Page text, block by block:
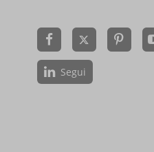

Segui